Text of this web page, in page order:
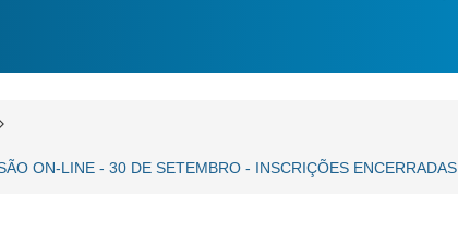
ON-LINE - 30 DE SETEMBRO - INSCRIÇÕES ENCERRADAS